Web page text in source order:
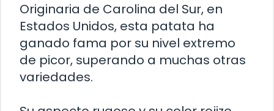
Originaria de Carolina del Sur, en
Estados Unidos, esta patata ha
ganado fama por su nivel extremo
de picor, superando a muchas otras
variedades.